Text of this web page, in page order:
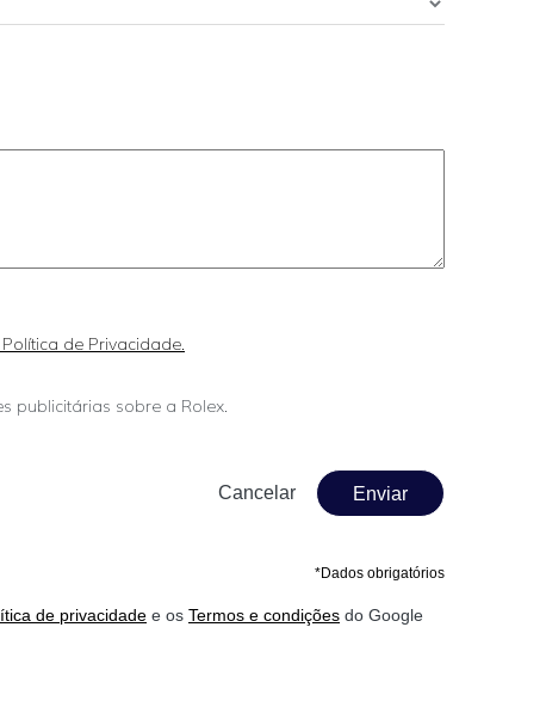
de Privacidade.
publicitárias sobre a Rolex.
Enviar
*Dados obrigatórios
de privacidade e os Termos e condições do Google